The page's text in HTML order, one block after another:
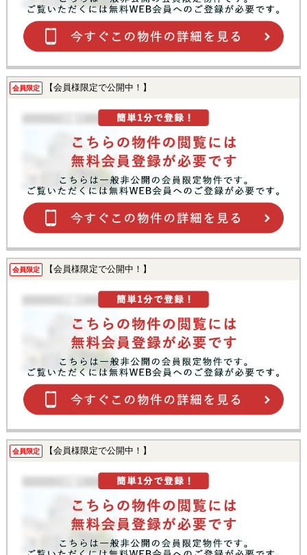
会員限定 【会員様限定で公開中！】
会員限定 【会員様限定で公開中！】
会員限定 【会員様限定で公開中！】